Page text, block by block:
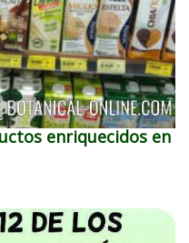
enriquecidos en